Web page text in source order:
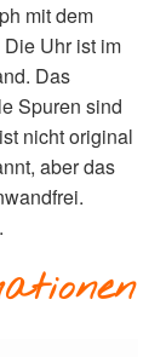
mit dem
Uhr ist im
Das
Spuren sind
nicht original
aber das